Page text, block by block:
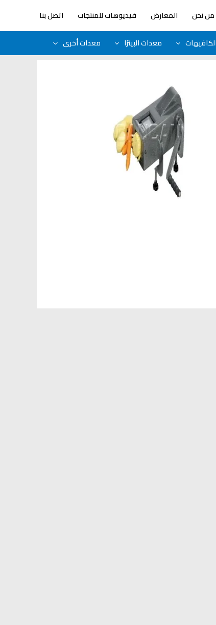
من نحن المعارض فيديوهات للمنتجات اتصل بنا
معدات البيتزا معدات أخرى